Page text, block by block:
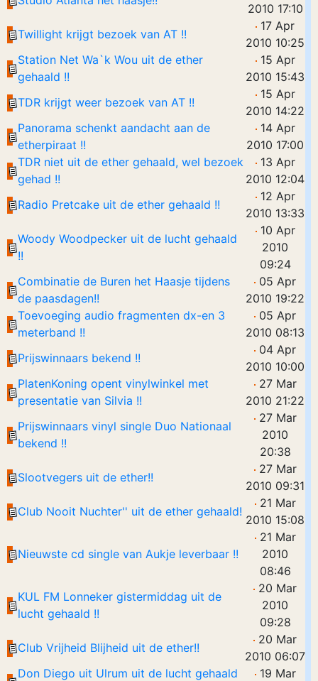
2010 17:10
Twillight krijgt bezoek van AT !!
17 Apr
2010 10:25
Station Net Wa`k Wou uit de ether
gehaald !!
15 Apr
2010 15:43
TDR krijgt weer bezoek van AT !!
15 Apr
2010 14:22
Panorama schenkt aandacht aan de
etherpiraat !!
14 Apr
2010 17:00
TDR niet uit de ether gehaald, wel bezoek
gehad !!
13 Apr
2010 12:04
Radio Pretcake uit de ether gehaald !!
12 Apr
2010 13:33
Woody Woodpecker uit de lucht gehaald
!!
10 Apr
2010
09:24
Combinatie de Buren het Haasje tijdens
de paasdagen!!
05 Apr
2010 19:22
Toevoeging audio fragmenten dx-en 3
meterband !!
05 Apr
2010 08:13
Prijswinnaars bekend !!
04 Apr
2010 10:00
PlatenKoning opent vinylwinkel met
presentatie van Silvia !!
27 Mar
2010 21:22
Prijswinnaars vinyl single Duo Nationaal
bekend !!
27 Mar
2010
20:38
Slootvegers uit de ether!!
27 Mar
2010 09:31
Club Nooit Nuchter'' uit de ether gehaald!
21 Mar
2010 15:08
Nieuwste cd single van Aukje leverbaar !!
21 Mar
2010
08:46
KUL FM Lonneker gistermiddag uit de
lucht gehaald !!
20 Mar
2010
09:28
Club Vrijheid Blijheid uit de ether!!
20 Mar
2010 06:07
Don Diego uit Ulrum uit de lucht gehaald
19 Mar